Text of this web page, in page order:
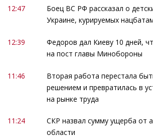
12:47
Боец ВС РФ рассказал о
Украине, курируемых
12:39
Федоров дал Киеву 10 дней,
на пост главы Минобороны
11:46
Вторая работа перестала
решением и превратилась в
на рынке труда
11:24
СКР назвал сумму ущерба от
области